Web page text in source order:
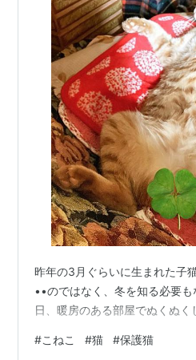
昨年の3月ぐらいに生まれた子
••のではなく、冬を知る必要
日、暖房のある部屋でぬくぬく
#こねこ #猫 #保護猫